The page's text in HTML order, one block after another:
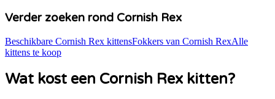
Verder zoeken rond Cornish Rex
Beschikbare Cornish Rex kittensFokkers van Cornish RexAlle
kittens te koop
Wat kost een Cornish Rex kitten?